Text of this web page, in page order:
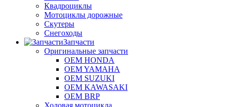
Квадроциклы
Мотоциклы дорожные
Скутеры
Снегоходы
Запчасти
Оригинальные запчасти
OEM HONDA
OEM YAMAHA
OEM SUZUKI
OEM KAWASAKI
OEM BRP
Ходовая мотоцикла